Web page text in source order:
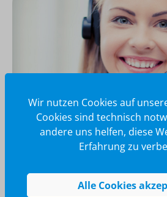
Wir glänzen für Sie
040 / 570 18 25 70
info@brilliant-
Wir nutzen Cookies auf
Cookies sind technisch
andere uns helfen, diese
Erfahrung zu
Alle Cookies